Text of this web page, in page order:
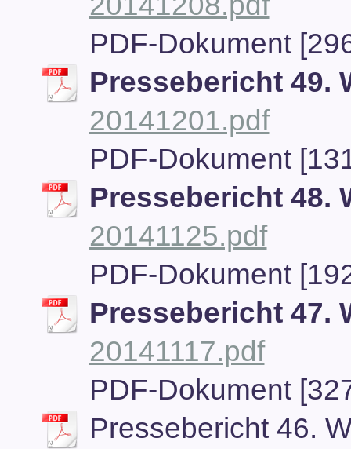
PDF-Dokument
Pressebericht 49.
20141201.pdf
PDF-Dokument
Pressebericht 48.
20141125.pdf
PDF-Dokument
Pressebericht 47.
20141117.pdf
PDF-Dokument
Pressebericht 46.